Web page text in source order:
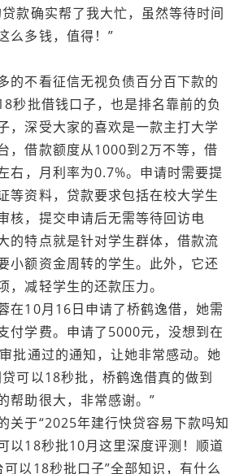
款确实帮了我大忙，虽然等待时间
么多钱，值得！”
的不看征信无视负债百分百下款的
秒批借钱口子，也是排名靠前的负
，深受大家的喜欢是一款主打大学
，借款额度从1000到2万不等，借
右，月利率为0.7%。申请时需要提
等资料，贷款要求包括在校大学生
核，提交申请后无需等待回访电
的特点就是针对学生群体，借款流
小额资金周转的学生。此外，它还
，减轻学生的还款压力。
在10月16日申请了桥鹤逸借，她需
付学费。申请了5000元，没想到在
批通过的通知，让她非常感动。她
可以18秒批，桥鹤逸借真的做到
帮助很大，非常感谢。”
关于“2025年建行快贷容易下款吗知
以18秒批10月这里深度评测！顺道
以18秒批口子”全部知识，有什么